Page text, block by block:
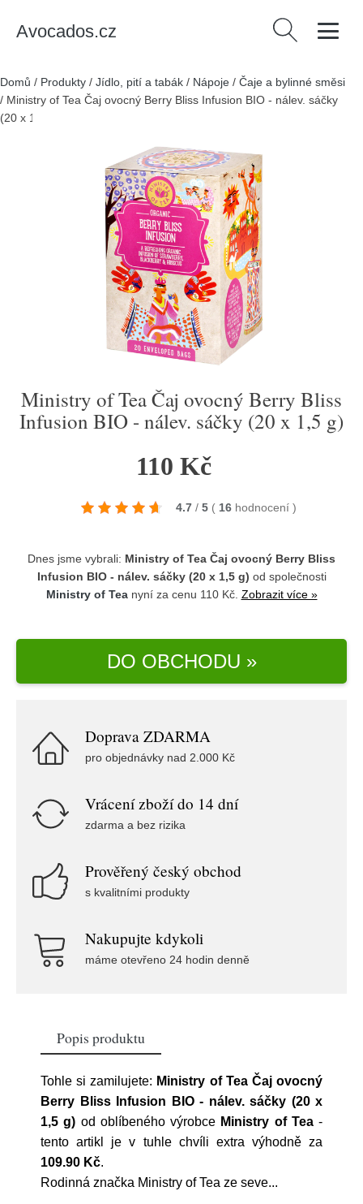
Avocados.cz Vyhledávání
Domů / Produkty / Jídlo, pití a tabák / Nápoje / Čaje a bylinné směsi
/ Ministry of Tea Čaj ovocný Berry Bliss Infusion BIO - nálev. sáčky
(20 x 1,5 g)
Ministry of Tea Čaj ovocný Berry Bliss
Infusion BIO - nálev. sáčky (20 x 1,5 g)
110 Kč
4.7 / 5 ( 16 hodnocení )
Dnes jsme vybrali: Ministry of Tea Čaj ovocný Berry Bliss
Infusion BIO - nálev. sáčky (20 x 1,5 g) od společnosti
Ministry of Teanyní za cenu 110 Kč. Zobrazit více »
DO OBCHODU »
Doprava ZDARMA
pro objednávky nad 2.000 Kč
Vrácení zboží do 14 dní
zdarma a bez rizika
Prověřený český obchod
s kvalitními produkty
Nakupujte kdykoli
máme otevřeno 24 hodin denně
Popis produktu
Tohle si zamilujete: Ministry of Tea Čaj ovocný
Berry Bliss Infusion BIO - nálev. sáčky (20 x
1,5 g) od oblíbeného výrobce Ministry of Tea-
tento artikl je v tuhle chvíli extra výhodně za
109.90 Kč.
Rodinná značka Ministry of Tea ze seve...